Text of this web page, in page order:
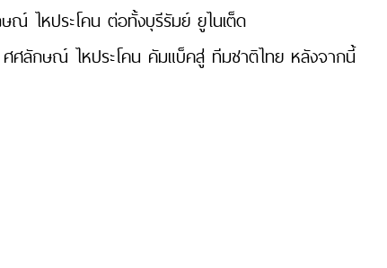
ณ์ ไหประโคน ต่อทั้งบุรีรัมย์ ยูไนเต็ด
ศศลักษณ์ ไหประโคน คัมแบ็คสู่ ทีมชาติไทย หลังจากนี้